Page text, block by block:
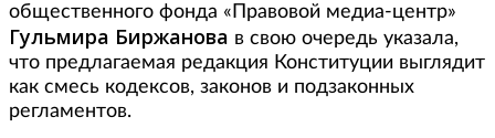
общественного фонда «Правовой медиа-центр»
Гульмира Биржанова в свою очередь указала,
что предлагаемая редакция Конституции выглядит
как смесь кодексов, законов и подзаконных
регламентов.